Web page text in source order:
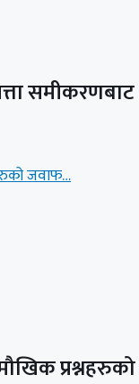
समीकरणबाट
प्रश्नहरुको